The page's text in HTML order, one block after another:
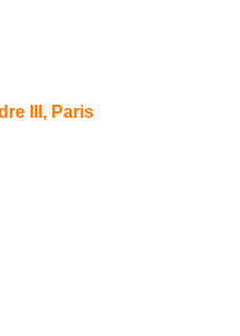
III, Paris